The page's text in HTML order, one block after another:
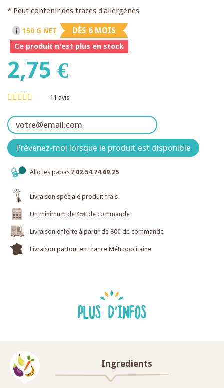
* Peut contenir des traces d'allergènes
150 G NET DÈS 6 MOIS
Ce produit n'est plus en stock
2,75 €
11 avis
Prévenez-moi lorsque le produit est disponible
Allo les papas ? 02.54.74.69.25
Livraison spéciale produit frais
Un minimum de 45€ de commande
Livraison offerte à partir de 80€ de commande
Livraison partout en France Métropolitaine
PLUS D'INFOS
Ingredients